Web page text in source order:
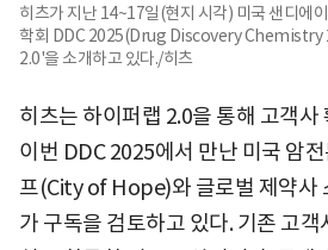
히츠가 지난 14~17일(현지 시각) 미국 샌디에
학회 DDC 2025(Drug Discovery Chemistry
2.0'을 소개하고 있다./히츠
히츠는 하이퍼랩 2.0을 통해 고객사
이번 DDC 2025에서 만난 미국 암
프(City of Hope)와 글로벌 제약사
가 구독을 검토하고 있다. 기존 고